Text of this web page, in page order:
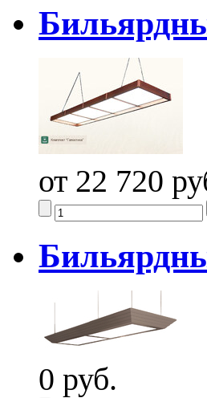
от 22 720
0 руб.